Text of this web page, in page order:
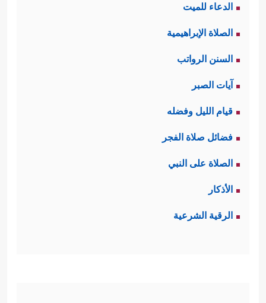
الدعاء للميت
الصلاة الإبراهيمية
السنن الرواتب
آيات الصبر
قيام الليل وفضله
فضائل صلاة الفجر
الصلاة على النبي
الأذكار
الرقية الشرعية